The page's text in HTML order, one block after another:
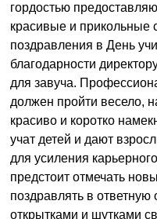
гордостью
красивые и прикольные
поздравления в День
благодарности
для завуча.
должен пройти весело,
красиво и коротко
учат детей и дают
для усиления
предстоит отмечать
поздравлять в
открытками и шутками